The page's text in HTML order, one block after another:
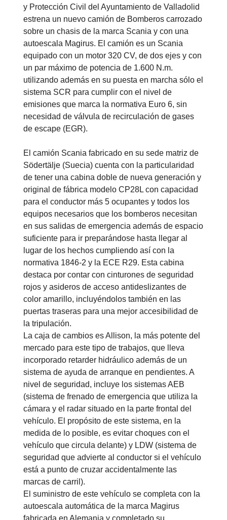
y Protección Civil del Ayuntamiento de Valladolid
estrena un nuevo camión de Bomberos carrozado
sobre un chasis de la marca Scania y con una
autoescala Magirus. El camión es un Scania
equipado con un motor 320 CV, de dos ejes y con
un par máximo de potencia de 1.600 N.m.
utilizando además en su puesta en marcha sólo el
sistema SCR para cumplir con el nivel de
emisiones que marca la normativa Euro 6, sin
necesidad de válvula de recirculación de gases
de escape (EGR).
El camión Scania fabricado en su sede matriz de
Södertälje (Suecia) cuenta con la particularidad
de tener una cabina doble de nueva generación y
original de fábrica modelo CP28L con capacidad
para el conductor más 5 ocupantes y todos los
equipos necesarios que los bomberos necesitan
en sus salidas de emergencia además de espacio
suficiente para ir preparándose hasta llegar al
lugar de los hechos cumpliendo así con la
normativa 1846-2 y la ECE R29. Esta cabina
destaca por contar con cinturones de seguridad
rojos y asideros de acceso antideslizantes de
color amarillo, incluyéndolos también en las
puertas traseras para una mejor accesibilidad de
la tripulación.
La caja de cambios es Allison, la más potente del
mercado para este tipo de trabajos, que lleva
incorporado retarder hidráulico además de un
sistema de ayuda de arranque en pendientes. A
nivel de seguridad, incluye los sistemas AEB
(sistema de frenado de emergencia que utiliza la
cámara y el radar situado en la parte frontal del
vehículo. El propósito de este sistema, en la
medida de lo posible, es evitar choques con el
vehículo que circula delante) y LDW (sistema de
seguridad que advierte al conductor si el vehículo
está a punto de cruzar accidentalmente las
marcas de carril).
El suministro de este vehículo se completa con la
autoescala automática de la marca Magirus